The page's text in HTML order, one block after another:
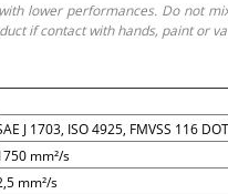
lower performances. Do not
if contact with hands, paint or
J 1703, ISO 4925, FMVSS 116
mm²/s
mm²/s